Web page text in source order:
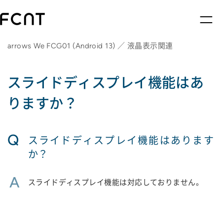
arrows We FCG01 (Android 13) ／ 液晶表示関連
スライドディスプレイ機能はあ
りますか？
Q
スライドディスプレイ機能はあります
か？
A スライドディスプレイ機能は対応しておりません。